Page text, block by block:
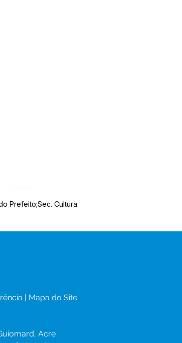
Prefeito;Sec. Cultura
| Mapa do Site
Acre